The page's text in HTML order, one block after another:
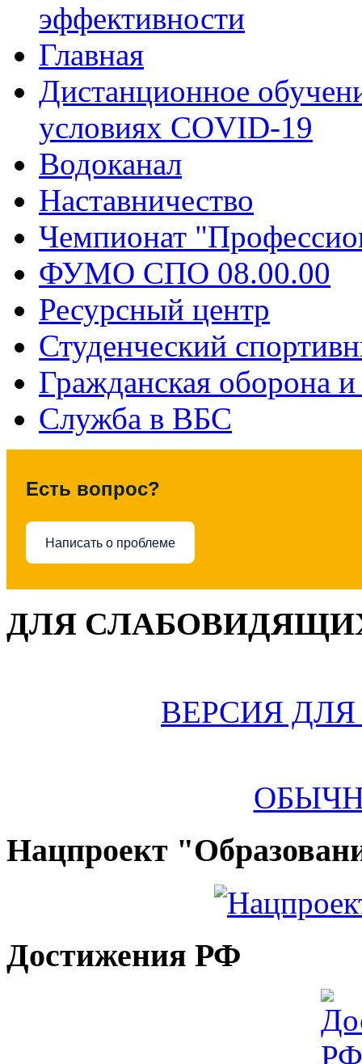
эффективности
Главная
Дистанционное
условиях COVID-19
Водоканал
Наставничество
Чемпионат
ФУМО СПО 08.00.00
Ресурсный центр
Студенческий
Гражданская оборона
Служба в ВБС
Есть вопрос?
Написать о проблеме
ДЛЯ
ВЕРСИЯ
Нацпроект
Достижения РФ